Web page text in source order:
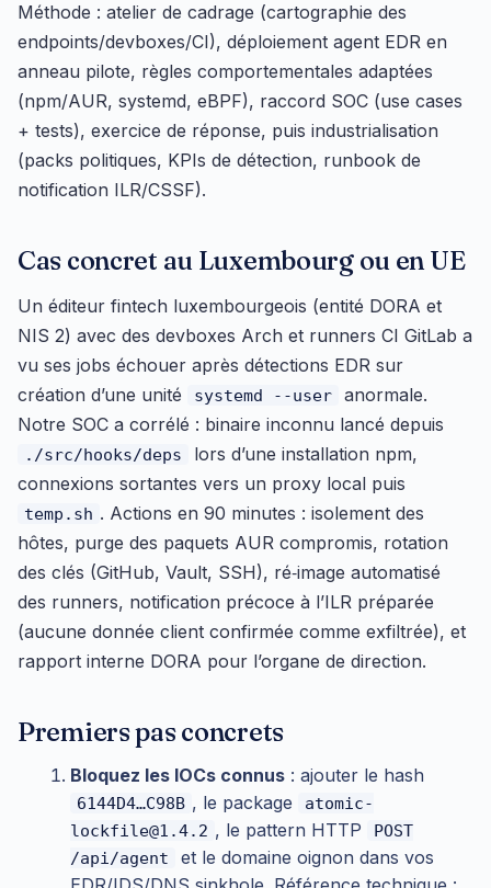
Méthode : atelier de cadrage (cartographie des
endpoints/devboxes/CI), déploiement agent EDR en
anneau pilote, règles comportementales adaptées
(npm/AUR, systemd, eBPF), raccord SOC (use cases
+ tests), exercice de réponse, puis industrialisation
(packs politiques, KPIs de détection, runbook de
notification ILR/CSSF).
Cas concret au Luxembourg ou en UE
Un éditeur fintech luxembourgeois (entité DORA et
NIS 2) avec des devboxes Arch et runners CI GitLab a
vu ses jobs échouer après détections EDR sur
création d’une unité
systemd --user
anormale.
Notre SOC a corrélé : binaire inconnu lancé depuis
./src/hooks/deps
lors d’une installation npm,
connexions sortantes vers un proxy local puis
temp.sh . Actions en 90 minutes : isolement des
hôtes, purge des paquets AUR compromis, rotation
des clés (GitHub, Vault, SSH), ré‑image automatisé
des runners, notification précoce à l’ILR préparée
(aucune donnée client confirmée comme exfiltrée), et
rapport interne DORA pour l’organe de direction.
Premiers pas concrets
Bloquez les IOCs connus : ajouter le hash
6144D4…C98B , le package
atomic-
lockfile@1.4.2 , le pattern HTTP
POST
/api/agent
et le domaine oignon dans vos